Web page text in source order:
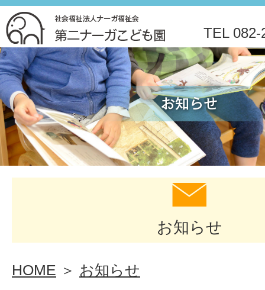
社
会
福
祉
法
人
TEL 082-
お知らせ
HOME ＞ お知らせ